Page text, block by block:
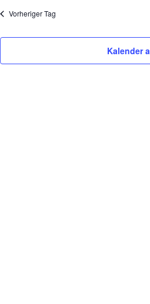
Vorheriger Tag
Kalender